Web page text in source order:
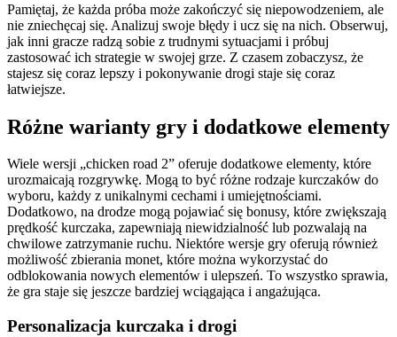
Pamiętaj, że każda próba może zakończyć się niepowodzeniem, ale
nie zniechęcaj się. Analizuj swoje błędy i ucz się na nich. Obserwuj,
jak inni gracze radzą sobie z trudnymi sytuacjami i próbuj
zastosować ich strategie w swojej grze. Z czasem zobaczysz, że
stajesz się coraz lepszy i pokonywanie drogi staje się coraz
łatwiejsze.
Różne warianty gry i dodatkowe elementy
Wiele wersji „chicken road 2” oferuje dodatkowe elementy, które
urozmaicają rozgrywkę. Mogą to być różne rodzaje kurczaków do
wyboru, każdy z unikalnymi cechami i umiejętnościami.
Dodatkowo, na drodze mogą pojawiać się bonusy, które zwiększają
prędkość kurczaka, zapewniają niewidzialność lub pozwalają na
chwilowe zatrzymanie ruchu. Niektóre wersje gry oferują również
możliwość zbierania monet, które można wykorzystać do
odblokowania nowych elementów i ulepszeń. To wszystko sprawia,
że gra staje się jeszcze bardziej wciągająca i angażująca.
Personalizacja kurczaka i drogi